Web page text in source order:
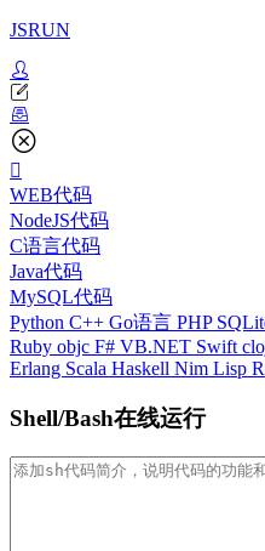
JSRUN
WEB代码
NodeJS代码
C语言代码
Java代码
MySQL代码
Python C++ Go语言 PHP
Ruby objc F# VB.NET Swift
Erlang Scala Haskell Nim Lisp
Shell/Bash在线运行